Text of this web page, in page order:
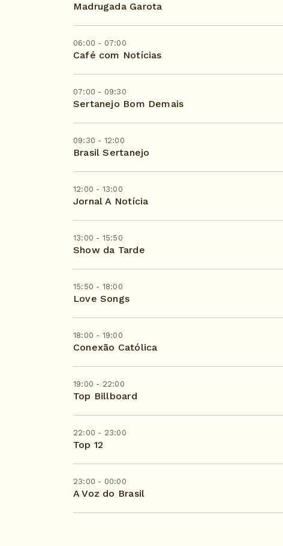
Madrugada Garota
06:00 - 07:00
Café com Notícias
07:00 - 09:30
Sertanejo Bom Demais
09:30 - 12:00
Brasil Sertanejo
12:00 - 13:00
Jornal A Notícia
13:00 - 15:50
Show da Tarde
15:50 - 18:00
Love Songs
18:00 - 19:00
Conexão Católica
19:00 - 22:00
Top Billboard
22:00 - 23:00
Top 12
23:00 - 00:00
A Voz do Brasil